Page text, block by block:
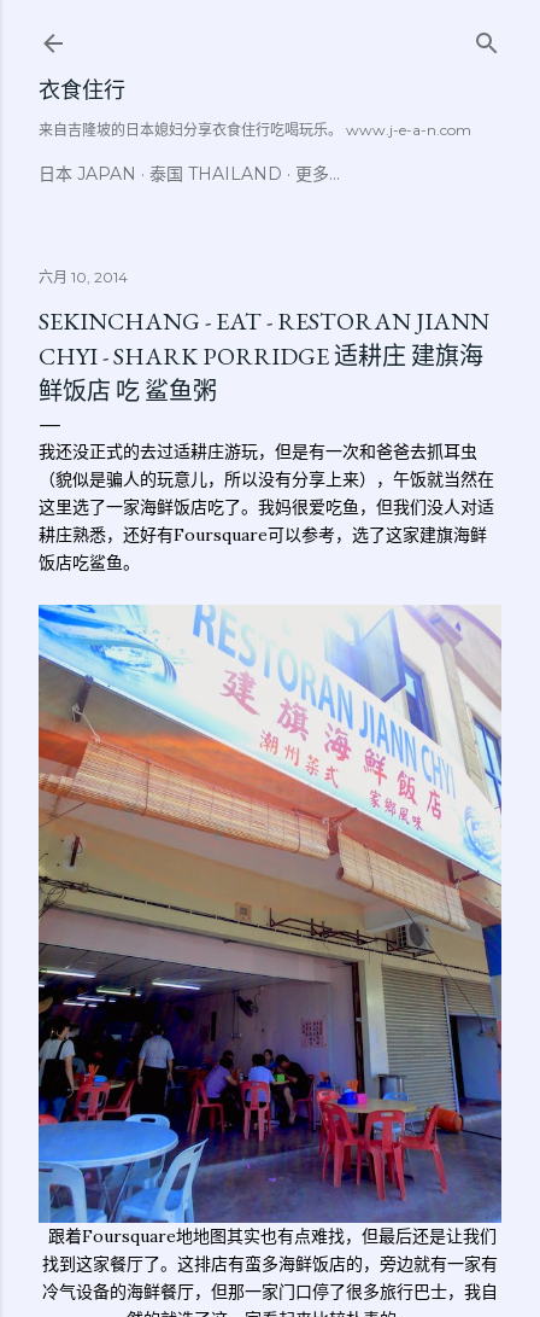
衣食住行
来自吉隆坡的日本媳妇分享衣食住行吃喝玩乐。 www.j-e-a-n.com
日本 JAPAN 泰国 THAILAND 更多…
六月 10, 2014
SEKINCHANG - EAT - RESTORAN JIANN
CHYI - SHARK PORRIDGE 适耕庄 建旗海
鲜饭店 吃 鲨鱼粥
我还没正式的去过适耕庄游玩，但是有一次和爸爸去抓耳虫
（貌似是骗人的玩意儿，所以没有分享上来），午饭就当然在
这里选了一家海鲜饭店吃了。我妈很爱吃鱼，但我们没人对适
耕庄熟悉，还好有Foursquare可以参考，选了这家建旗海鲜
饭店吃鲨鱼。
跟着Foursquare地地图其实也有点难找，但最后还是让我们
找到这家餐厅了。这排店有蛮多海鲜饭店的，旁边就有一家有
冷气设备的海鲜餐厅，但那一家门口停了很多旅行巴士，我自